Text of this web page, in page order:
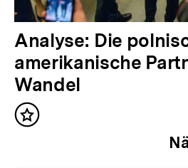
V
o
r
h
e
Analyse: Die
amerikanische
Wandel
Inhalt